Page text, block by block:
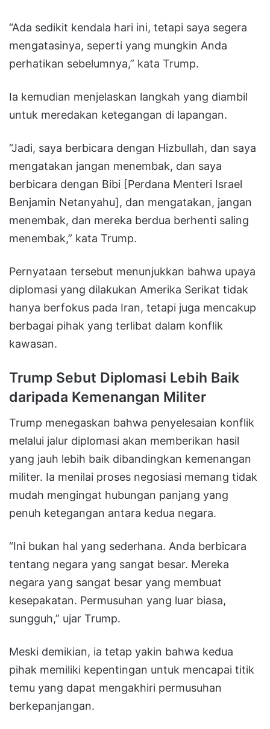
“Ada sedikit kendala hari ini, tetapi saya segera
mengatasinya, seperti yang mungkin Anda
perhatikan sebelumnya,” kata Trump.
Ia kemudian menjelaskan langkah yang diambil
untuk meredakan ketegangan di lapangan.
“Jadi, saya berbicara dengan Hizbullah, dan saya
mengatakan jangan menembak, dan saya
berbicara dengan Bibi [Perdana Menteri Israel
Benjamin Netanyahu], dan mengatakan, jangan
menembak, dan mereka berdua berhenti saling
menembak,” kata Trump.
Pernyataan tersebut menunjukkan bahwa upaya
diplomasi yang dilakukan Amerika Serikat tidak
hanya berfokus pada Iran, tetapi juga mencakup
berbagai pihak yang terlibat dalam konflik
kawasan.
Trump Sebut Diplomasi Lebih Baik
daripada Kemenangan Militer
Trump menegaskan bahwa penyelesaian konflik
melalui jalur diplomasi akan memberikan hasil
yang jauh lebih baik dibandingkan kemenangan
militer. Ia menilai proses negosiasi memang tidak
mudah mengingat hubungan panjang yang
penuh ketegangan antara kedua negara.
“Ini bukan hal yang sederhana. Anda berbicara
tentang negara yang sangat besar. Mereka
negara yang sangat besar yang membuat
kesepakatan. Permusuhan yang luar biasa,
sungguh,” ujar Trump.
Meski demikian, ia tetap yakin bahwa kedua
pihak memiliki kepentingan untuk mencapai titik
temu yang dapat mengakhiri permusuhan
berkepanjangan.